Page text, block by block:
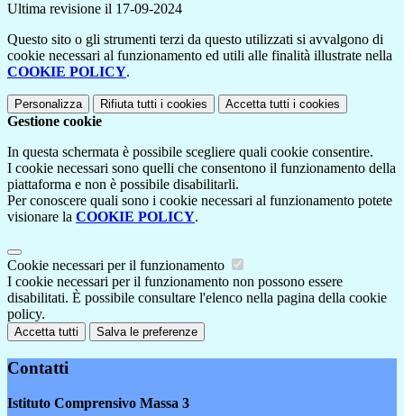
Ultima revisione il 17-09-2024
Questo sito o gli strumenti terzi da questo utilizzati si avvalgono di
cookie necessari al funzionamento ed utili alle finalità illustrate nella
COOKIE POLICY.
Personalizza Rifiuta tutti i cookies Accetta tutti i cookies
Gestione cookie
In questa schermata è possibile scegliere quali cookie consentire.
I cookie necessari sono quelli che consentono il funzionamento della
piattaforma e non è possibile disabilitarli.
Per conoscere quali sono i cookie necessari al funzionamento potete
visionare la COOKIE POLICY.
Cookie necessari per il funzionamento
I cookie necessari per il funzionamento non possono essere
disabilitati. È possibile consultare l'elenco nella pagina della cookie
policy.
Accetta tutti Salva le preferenze
Contatti
Istituto Comprensivo Massa 3